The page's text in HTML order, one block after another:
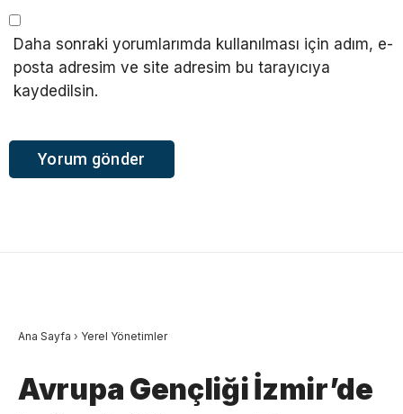
Daha sonraki yorumlarımda kullanılması için adım, e-
posta adresim ve site adresim bu tarayıcıya
kaydedilsin.
Ana Sayfa › Yerel Yönetimler
Avrupa Gençliği İzmir’de